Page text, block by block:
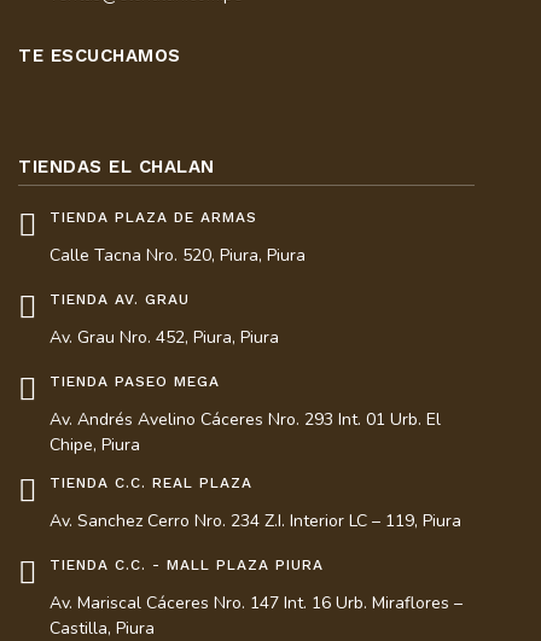
TE ESCUCHAMOS
TIENDAS EL CHALAN
TIENDA PLAZA DE ARMAS
Calle Tacna Nro. 520, Piura, Piura
TIENDA AV. GRAU
Av. Grau Nro. 452, Piura, Piura
TIENDA PASEO MEGA
Av. Andrés Avelino Cáceres Nro. 293 Int. 01 Urb. El
Chipe, Piura
TIENDA C.C. REAL PLAZA
Av. Sanchez Cerro Nro. 234 Z.I. Interior LC – 119, Piura
TIENDA C.C. - MALL PLAZA PIURA
Av. Mariscal Cáceres Nro. 147 Int. 16 Urb. Miraflores –
Castilla, Piura